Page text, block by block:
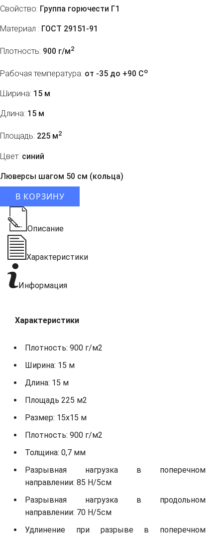
Свойство: Группа горючести Г1
Материал : ГОСТ 29151-91
Плотность: 900 г/м2
Рабочая температура: от -35 до +90 Co
Ширина: 15 м
Длина: 15 м
Площадь: 225 м2
Цвет: синий
Люверсы шагом 50 см (кольца)
В КОРЗИНУ
Описание
Характеристики
Информация
Характеристики
Плотность: 900 г/м2
Ширина: 15 м
Длина: 15 м
Площадь 225 м2
Размер: 15х15 м
Плотность: 900 г/м2
Толщина: 0,7 мм
Разрывная нагрузка в поперечном
направлении: 85 Н/5см
Разрывная нагрузка в продольном
направлении: 70 Н/5см
Удлинение при разрыве в поперечном